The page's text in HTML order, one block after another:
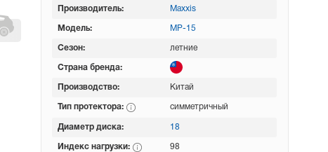
Производитель: Maxxis
Модель: MP-15
Сезон: летние
Страна бренда:
Производство: Китай
Тип протектора: симметричный
Диаметр диска: 18
Индекс нагрузки: 98